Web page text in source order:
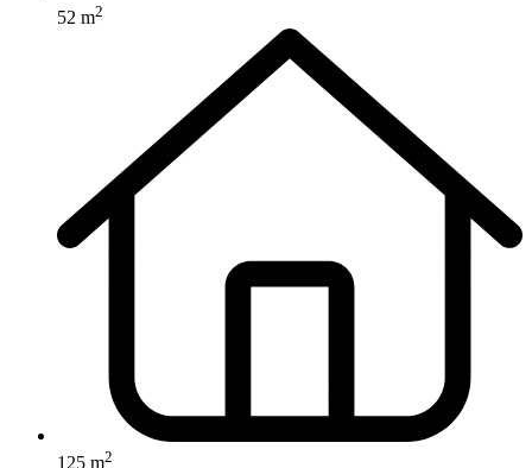
52 m2
125 m2